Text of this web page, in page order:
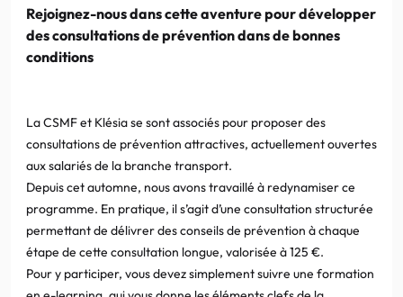
Rejoignez-nous dans cette aventure pour développer
des consultations de prévention dans de bonnes
conditions
La CSMF et Klésia se sont associés pour proposer des
consultations de prévention attractives, actuellement ouvertes
aux salariés de la branche transport.
Depuis cet automne, nous avons travaillé à redynamiser ce
programme. En pratique, il s’agit d’une consultation structurée
permettant de délivrer des conseils de prévention à chaque
étape de cette consultation longue, valorisée à 125 €.
Pour y participer, vous devez simplement suivre une formation